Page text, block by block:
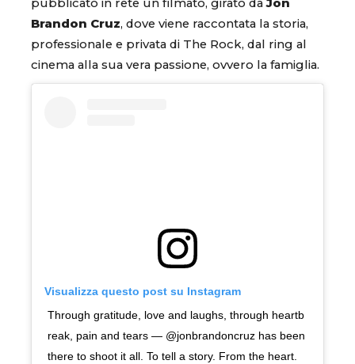
Brandon Cruz, dove viene raccontata la storia,
professionale e privata di The Rock, dal ring al
cinema alla sua vera passione, ovvero la famiglia.
Visualizza questo post su Instagram
Through gratitude, love and laughs, through heartb
reak, pain and tears — @jonbrandoncruz has been
there to shoot it all. To tell a story. From the heart.